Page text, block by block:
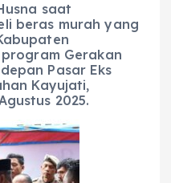
saat
beras murah yang
Gerakan
Pasar Eks
Kayujati,
2025.